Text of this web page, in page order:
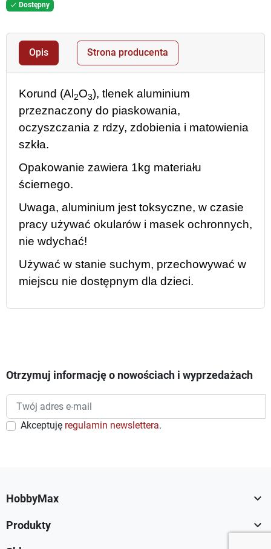
 Dostępny
Opis Strona producenta
Korund (Al 2O3), tlenek aluminium
przeznaczony do piaskowania,
oczyszczania z rdzy, zdobienia i matowienia
szkła.
Opakowanie zawiera 1kg materiału
ściernego.
Uwaga, aluminium jest toksyczne, w czasie
pracy używać okularów i masek ochronnych,
nie wdychać!
Używać w stanie suchym, przechowywać w
miejscu nie dostępnym dla dzieci.
Otrzymuj informację o nowościach i wyprzedażach
Akceptuję regulamin newslettera.
HobbyMax 
Produkty 